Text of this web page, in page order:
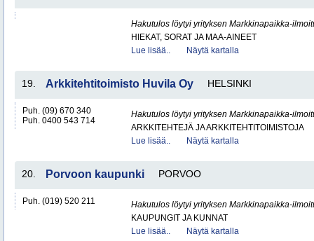
Hakutulos löytyi yrityksen Markkinapaikka-
HIEKAT, SORAT JA MAA-AINEET
Lue lisää..
Näytä kartalla
19. Arkkitehtitoimisto Huvila Oy HELSINKI
Puh. (09) 670 340
Puh. 0400 543 714
Hakutulos löytyi yrityksen Markkinapaikka-
ARKKITEHTEJÄ JA ARKKITEHTITOIMISTOJA
Lue lisää..
Näytä kartalla
20. Porvoon kaupunki PORVOO
Puh. (019) 520 211
Hakutulos löytyi yrityksen Markkinapaikka-
KAUPUNGIT JA KUNNAT
Lue lisää..
Näytä kartalla